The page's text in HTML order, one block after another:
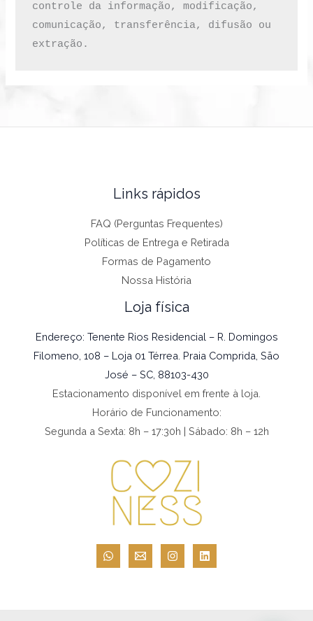
controle da informação, modificação,
comunicação, transferência, difusão ou
extração.
Links rápidos
FAQ (Perguntas Frequentes)
Políticas de Entrega e Retirada
Formas de Pagamento
Nossa História
Loja física
Endereço: Tenente Rios Residencial – R. Domingos
Filomeno, 108 – Loja 01 Térrea. Praia Comprida, São
José – SC, 88103-430
Estacionamento disponível em frente à loja.
Horário de Funcionamento:
Segunda a Sexta: 8h – 17:30h | Sábado: 8h – 12h